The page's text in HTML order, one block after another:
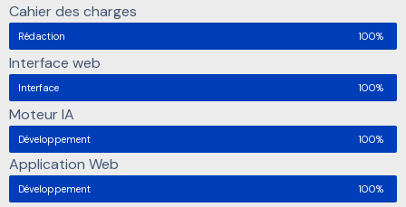
Cahier des charges
Rédaction 100%
Interface web
Interface 100%
Moteur IA
Développement 100%
Application Web
Développement 100%